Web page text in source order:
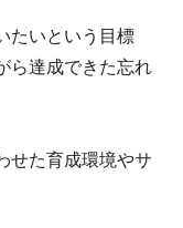
たいという目標
ら達成できた忘れ
せた育成環境やサ